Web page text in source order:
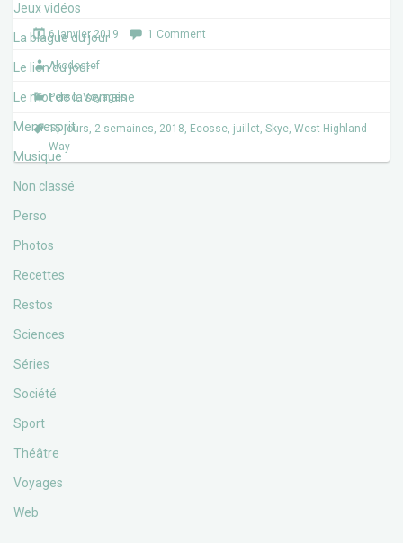
Jeux vidéos
La blague du jour
Le lien du jour
Le mot de la semaine
Memesprit
Musique
Non classé
Perso
Photos
Recettes
Restos
Sciences
Séries
Société
Sport
Théâtre
Voyages
Web
c
e
b
o
i
t
r
6 janvier 2019 1 Comment
Akodostef
Perso,Voyages
15 jours, 2 semaines, 2018, Ecosse, juillet, Skye, West Highland
Way